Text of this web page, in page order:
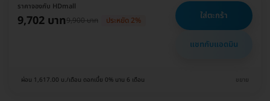
ราคาจองกับ HDmall
9,702 บาท9,900 บาท ประหยัด 2% ใส่ตะกร้า
แชทกับแอดมิน
ผ่อน 1,617.00 บ./เดือน ดอกเบี้ย 0% นาน 6 เดือน ขยาย